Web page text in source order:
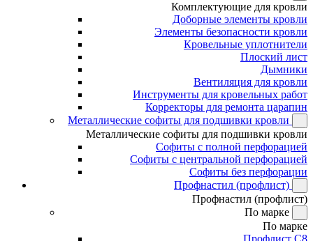
Комплектующие для кровли
Доборные элементы кровли
Элементы безопасности кровли
Кровельные уплотнители
Плоский лист
Дымники
Вентиляция для кровли
Инструменты для кровельных работ
Корректоры для ремонта царапин
Металлические софиты для подшивки кровли
Металлические софиты для подшивки кровли
Софиты с полной перфорацией
Софиты с центральной перфорацией
Софиты без перфорации
Профнастил (профлист)
Профнастил (профлист)
По марке
По марке
Профлист С8